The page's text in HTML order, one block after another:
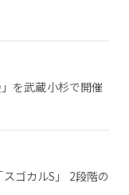
を武蔵小杉で開催
ゴカルS」 2段階の